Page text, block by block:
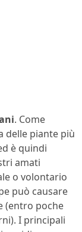
. Come
delle piante più
è quindi
amati
o volontario
può causare
(entro poche
I principali